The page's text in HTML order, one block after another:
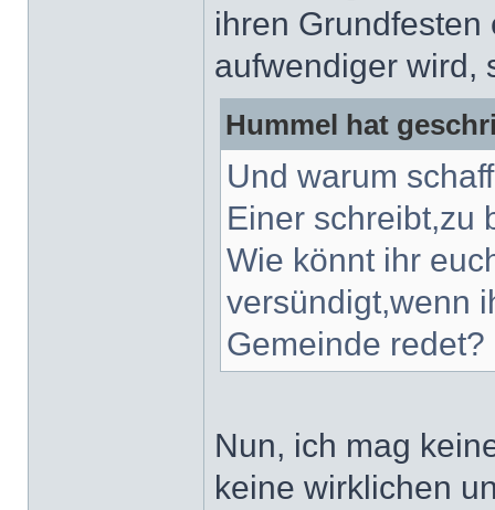
ihren Grundfesten
aufwendiger wird,
Hummel hat
Und warum
Einer schreibt,zu
Wie könnt ihr
versündigt,wenn
Gemeinde redet?
Nun, ich mag
keine wirklichen